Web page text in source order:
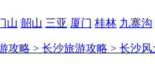
山 韶山 三亚 厦门 桂林 九寨沟
攻略 > 长沙旅游攻略 > 长沙风